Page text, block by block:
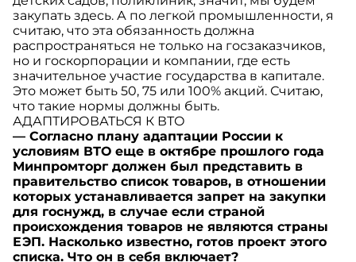
закупать здесь. А по легкой промышленности, я
считаю, что эта обязанность должна
распространяться не только на госзаказчиков,
но и госкорпорации и компании, где есть
значительное участие государства в капитале.
Это может быть 50, 75 или 100% акций. Считаю,
что такие нормы должны быть.
АДАПТИРОВАТЬСЯ К ВТО
— Согласно плану адаптации России к
условиям ВТО еще в октябре прошлого года
Минпромторг должен был представить в
правительство список товаров, в отношении
которых устанавливается запрет на закупки
для госнужд, в случае если страной
происхождения товаров не являются страны
ЕЭП. Насколько известно, готов проект этого
списка. Что он в себя включает?